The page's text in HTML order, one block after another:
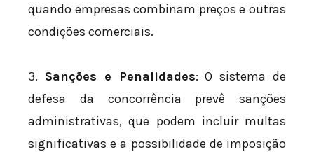
quando empresas combinam preços e outras
condições comerciais.
3. Sanções e Penalidades: O sistema de
defesa da concorrência prevê sanções
administrativas, que podem incluir multas
significativas e a possibilidade de imposição